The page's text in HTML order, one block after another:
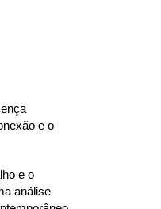
e o
e o
análise